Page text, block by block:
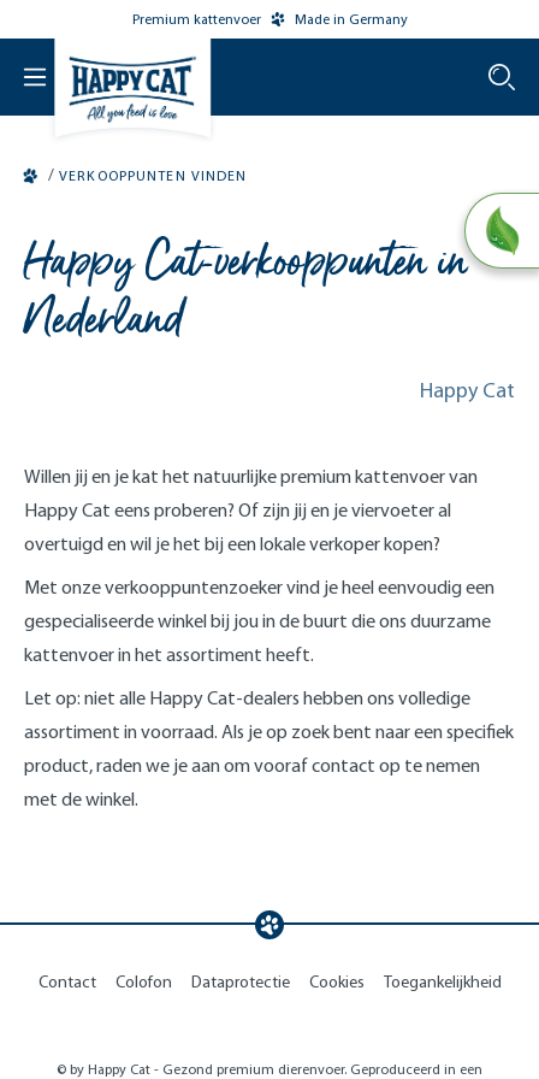
Premium kattenvoer Made in Germany
/ VERKOOPPUNTEN VINDEN
Happy Cat-verkooppunten in
Nederland
Happy Cat
Willen jij en je kat het natuurlijke premium kattenvoer van
Happy Cat eens proberen? Of zijn jij en je viervoeter al
overtuigd en wil je het bij een lokale verkoper kopen?
Met onze verkooppuntenzoeker vind je heel eenvoudig een
gespecialiseerde winkel bij jou in de buurt die ons duurzame
kattenvoer in het assortiment heeft.
Let op: niet alle Happy Cat-dealers hebben ons volledige
assortiment in voorraad. Als je op zoek bent naar een specifiek
product, raden we je aan om vooraf contact op te nemen
met de winkel.
Contact Colofon Dataprotectie Cookies Toegankelijkheid
© by Happy Cat - Gezond premium dierenvoer. Geproduceerd in een